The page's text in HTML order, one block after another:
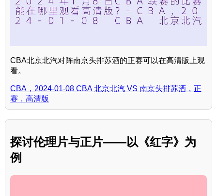
CBA北京北汽对阵南京头排苏酒的正赛可以在高清版上观
看。
CBA，2024-01-08 CBA 北京北汽 VS 南京头排苏酒，正
赛，高清版
探讨伦理片与正片——以《红字》为
例